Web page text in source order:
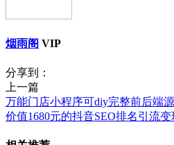
烟雨阁 VIP
分享到：
上一篇
万能门店小程序可diy完整前后端
价值1680元的抖音SEO排名引流